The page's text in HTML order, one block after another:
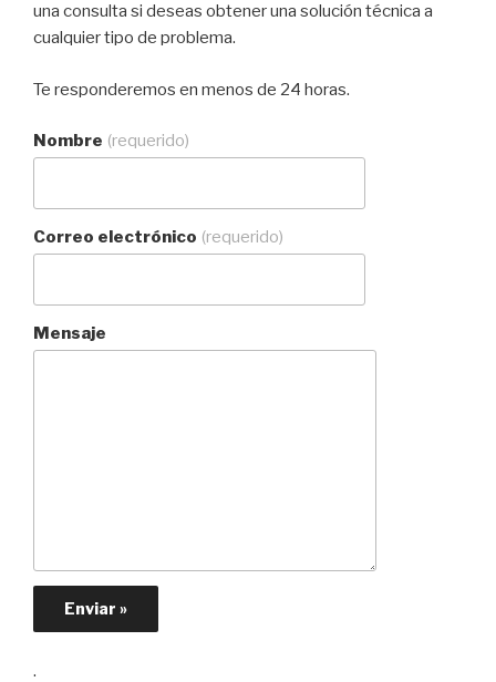
una consulta si deseas obtener una solución técnica a
cualquier tipo de problema.
Te responderemos en menos de 24 horas.
Nombre (requerido)
Correo electrónico (requerido)
Mensaje
.